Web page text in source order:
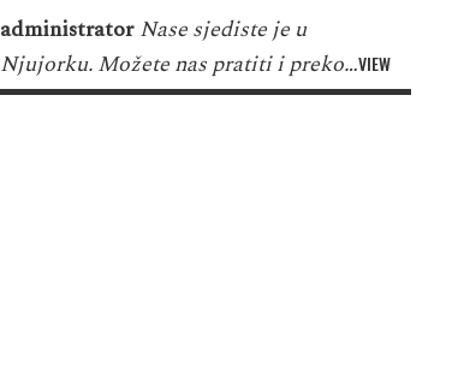
administrator Nase sjediste je u
Njujorku. Možete nas pratiti i preko…VIEW